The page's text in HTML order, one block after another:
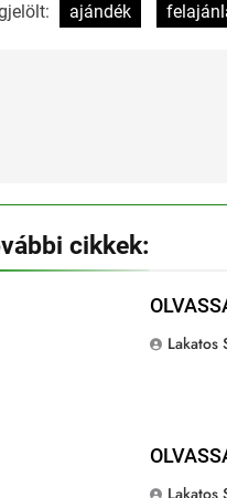
ajándék
cikkek:
Lakatos
Lakatos